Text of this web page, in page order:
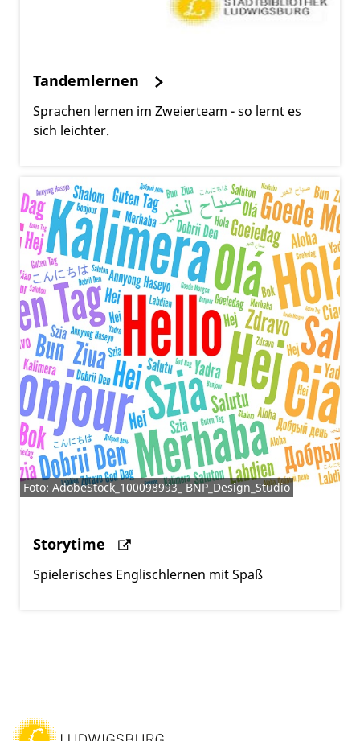
Tandemlernen
Sprachen lernen im Zweierteam - so lernt es
sich leichter.
Foto: AdobeStock_100098993_ BNP_Design_Studio
Storytime
Spielerisches Englischlernen mit Spaß